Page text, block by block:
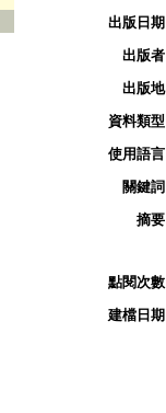
出版日期
出版者
出版地
資料類型
使用語言
關鍵詞
摘要
點閱次數
建檔日期